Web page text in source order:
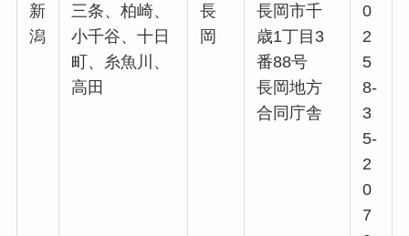
新
潟
三条、柏崎、
小千谷、十日
町、糸魚川、
高田
長
岡
長岡市千
歳1丁目3
番88号
長岡地方
合同庁舎
0
2
5
8-
3
5-
2
0
7